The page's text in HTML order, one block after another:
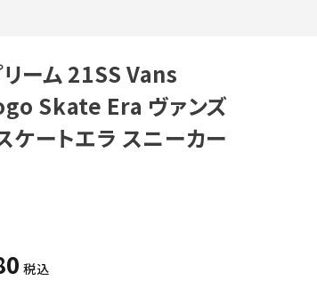
ーム 21SS Vans
Skate Era ヴァンズ
ケートエラ スニーカー
税込